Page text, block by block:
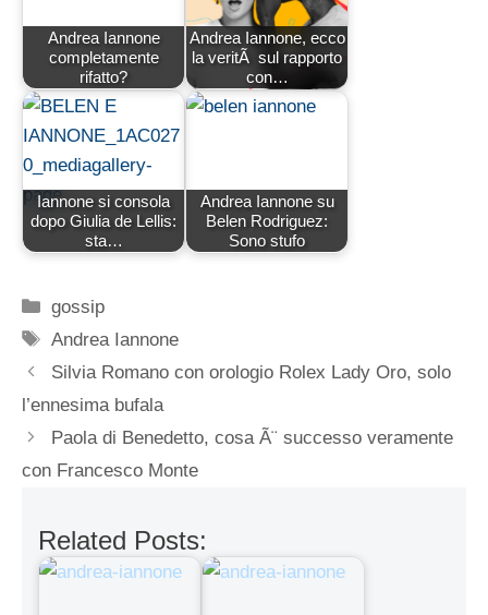
Andrea Iannone
completamente
rifatto?
Andrea Iannone, ecco
la veritÃ sul rapporto
con…
Iannone si consola
dopo Giulia de Lellis:
sta…
Andrea Iannone su
Belen Rodriguez:
Sono stufo
Categorie
gossip
Tag
Andrea Iannone
Silvia Romano con orologio Rolex Lady Oro, solo
l’ennesima bufala
Paola di Benedetto, cosa Ã¨ successo veramente
con Francesco Monte
Related Posts: